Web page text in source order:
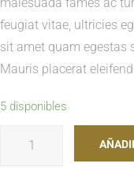
feugiat vitae, ultricies
sit amet quam egestas
Mauris placerat eleifend
5 disponibles